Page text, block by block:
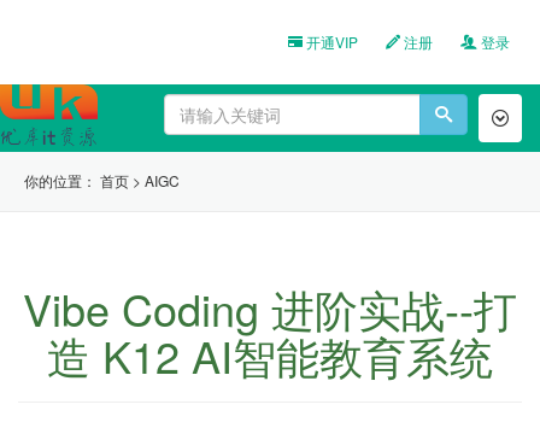
开通VIP 注册 登录
你的位置： 首页 > AIGC
Vibe Coding 进阶实战--打
造 K12 AI智能教育系统